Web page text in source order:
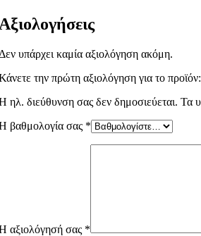
υπάρχει καμία αξιολόγηση ακόμη.
την πρώτη αξιολόγηση για το
ηλ. διεύθυνση σας δεν δημοσιεύεται. Τα
βαθμολογία σας *
αξιολόγησή σας *